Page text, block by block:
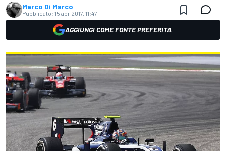
Marco Di Marco
Pubblicato: 15 apr 2017, 11:47
AGGIUNGI COME FONTE PREFERITA